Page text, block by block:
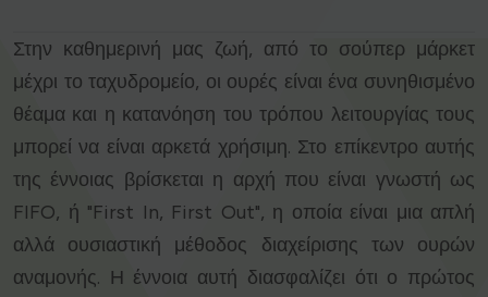
Στην καθημερινή μας ζωή, από το σούπερ μάρκετ
μέχρι το ταχυδρομείο, οι ουρές είναι ένα συνηθισμένο
θέαμα και η κατανόηση του τρόπου λειτουργίας τους
μπορεί να είναι αρκετά χρήσιμη. Στο επίκεντρο αυτής
της έννοιας βρίσκεται η αρχή που είναι γνωστή ως
FIFO, ή "First In, First Out", η οποία είναι μια απλή
αλλά ουσιαστική μέθοδος διαχείρισης των ουρών
αναμονής. Η έννοια αυτή διασφαλίζει ότι ο πρώτος